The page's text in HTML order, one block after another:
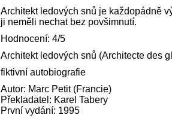
Architekt ledových snů je každopádně
ji neměli nechat bez povšimnutí.
Hodnocení: 4/5
Architekt ledových snů (Architecte des
fiktivní autobiografie
Autor: Marc Petit (Francie)
Překladatel: Karel Tabery
První vydání: 1995